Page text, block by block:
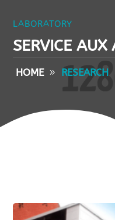
LABORATORY
SERVICE AUX
HOME RESEARCH